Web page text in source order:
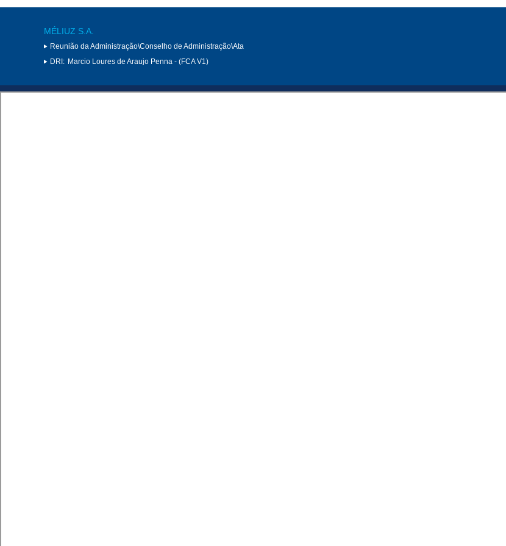
MÉLIUZ S.A.
Reunião da Administração\Conselho de Administração\Ata
DRI: Marcio Loures de Araujo Penna - (FCA V1)